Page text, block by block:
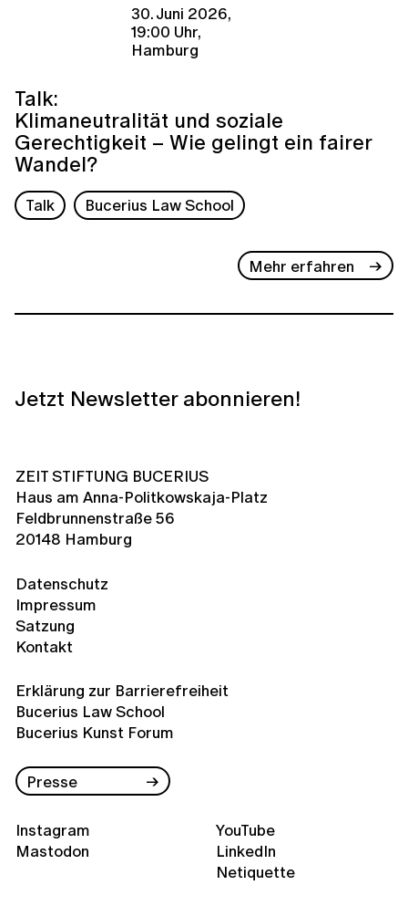
30. Juni 2026,
19:00 Uhr,
Hamburg
Talk:
Klimaneutralität und soziale
Gerechtigkeit – Wie gelingt ein fairer
Wandel?
Talk Bucerius Law School
Mehr erfahren
Jetzt Newsletter abonnieren!
ZEIT STIFTUNG BUCERIUS
Haus am Anna-Politkowskaja-Platz
Feldbrunnenstraße 56
20148 Hamburg
Datenschutz
Impressum
Satzung
Kontakt
Erklärung zur Barrierefreiheit
Bucerius Law School
Bucerius Kunst Forum
Presse
Instagram
Mastodon
YouTube
LinkedIn
Netiquette